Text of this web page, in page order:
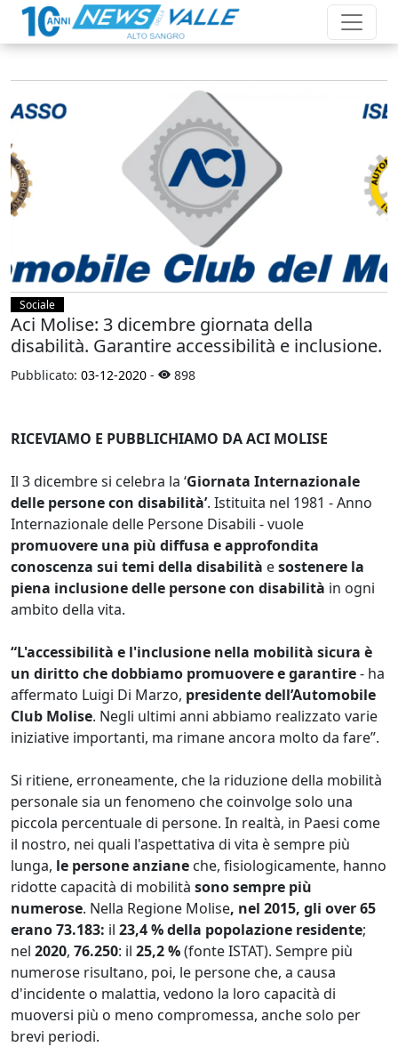
Sociale
Aci Molise: 3 dicembre giornata della
disabilità. Garantire accessibilità e inclusione.
Pubblicato: 03-12-2020 - 898
RICEVIAMO E PUBBLICHIAMO DA ACI MOLISE
Il 3 dicembre si celebra la ‘Giornata Internazionale
delle persone con disabilità’. Istituita nel 1981 - Anno
Internazionale delle Persone Disabili - vuole
promuovere una più diffusa e approfondita
conoscenza sui temi della disabilità esostenere la
piena inclusione delle persone con disabilità in ogni
ambito della vita.
“L'accessibilità e l'inclusione nella mobilità sicura è
un diritto che dobbiamo promuovere e garantire- ha
affermato Luigi Di Marzo, presidente dell’Automobile
Club Molise. Negli ultimi anni abbiamo realizzato varie
iniziative importanti, ma rimane ancora molto da fare”.
Si ritiene, erroneamente, che la riduzione della mobilità
personale sia un fenomeno che coinvolge solo una
piccola percentuale di persone. In realtà, in Paesi come
il nostro, nei quali l'aspettativa di vita è sempre più
lunga, le persone anziane che, fisiologicamente, hanno
ridotte capacità di mobilità sono sempre più
numerose. Nella Regione Molise, nel 2015, gli over 65
erano 73.183: il 23,4 % della popolazione residente;
nel 2020, 76.250: il 25,2 %(fonte ISTAT). Sempre più
numerose risultano, poi, le persone che, a causa
d'incidente o malattia, vedono la loro capacità di
muoversi più o meno compromessa, anche solo per
brevi periodi.